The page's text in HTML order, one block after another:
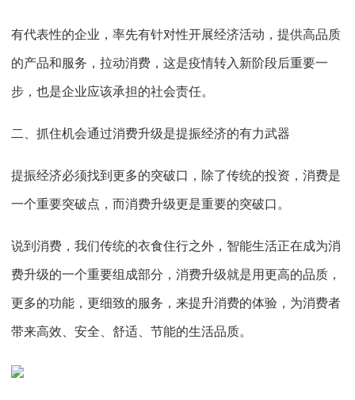
有代表性的企业，率先有针对性开展经济活动，提供高品质
的产品和服务，拉动消费，这是疫情转入新阶段后重要一
步，也是企业应该承担的社会责任。
二、抓住机会通过消费升级是提振经济的有力武器
提振经济必须找到更多的突破口，除了传统的投资，消费是
一个重要突破点，而消费升级更是重要的突破口。
说到消费，我们传统的衣食住行之外，智能生活正在成为消
费升级的一个重要组成部分，消费升级就是用更高的品质，
更多的功能，更细致的服务，来提升消费的体验，为消费者
带来高效、安全、舒适、节能的生活品质。